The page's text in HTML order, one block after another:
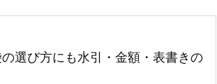


選び方にも水引・金額・表書きの